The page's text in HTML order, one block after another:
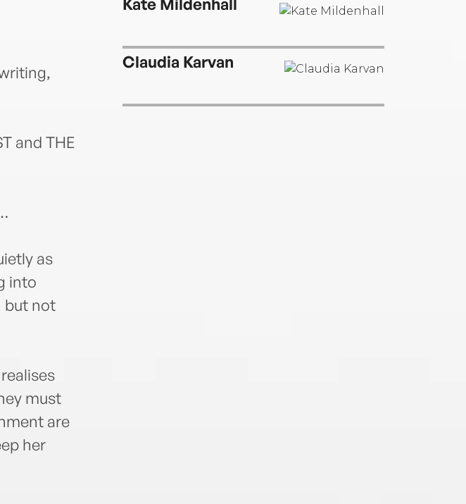
and THE
as
into
but not
must
are
her
Claudia Karvan